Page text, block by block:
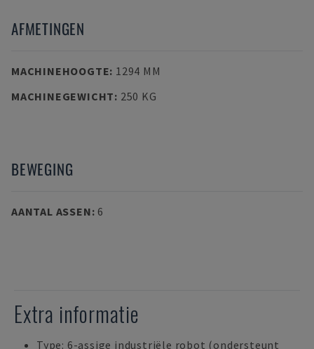
AFMETINGEN
MACHINEHOOGTE: 1294 MM
MACHINEGEWICHT: 250 KG
BEWEGING
AANTAL ASSEN: 6
Extra informatie
Type: 6-assige industriële robot (ondersteunt